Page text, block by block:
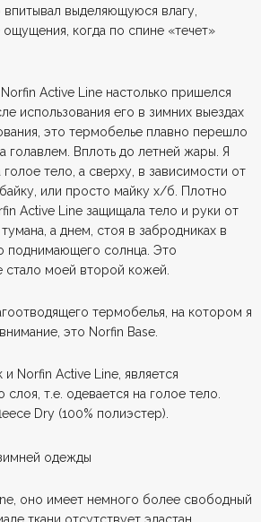
впитывал выделяющуюся влагу,
когда по спине «течет»
Active Line настолько пришелся
использования его в зимних выездах
это термобелье плавно перешло
голавлем. Вплоть до летней жары. Я
тело, а сверху, в зависимости от
или просто майку х/б. Плотно
Active Line защищала тело и руки от
а днем, стоя в забродниках в
поднимающего солнца. Это
стало моей второй кожей.
термобелья, на котором я
это Norfin Base.
и Norfin Active Line, является
т.е. одевается на голое тело.
Dry (100% полиэстер).
оно имеет немного более свободный
ткани отсутствует эластан,